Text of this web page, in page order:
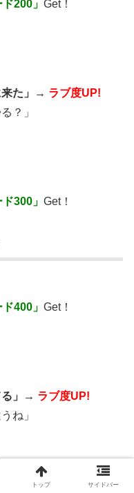
200」 Get！
来た」→ ラブ度UP!
？」
300」 Get！
400」 Get！
る」→ ラブ度UP!
ね」
トップ サイドバー